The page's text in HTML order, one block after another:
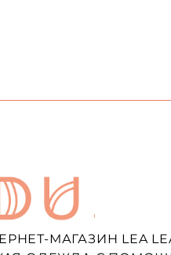
МАГАЗИН LEA